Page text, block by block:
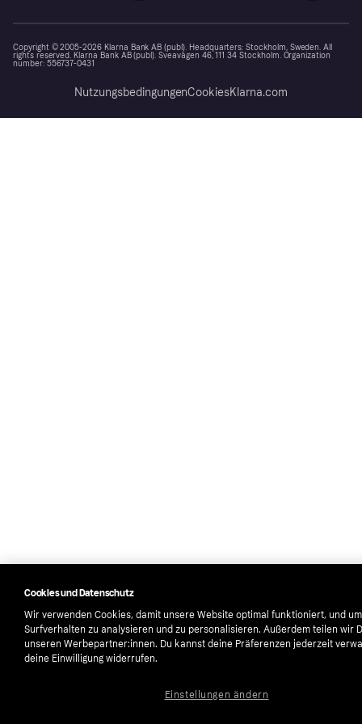
Copyright © 2005-2026 Klarna Bank AB (publ). Headquarters: Stockholm, Sweden. All
rights reserved. Klarna Bank AB (publ). Sveavägen 46, 111 34 Stockholm. Organization
number: 556737-0431
NutzungsbedingungenCookiesKlarna.com
Cookies und Datenschutz
Wir verwenden Cookies, damit unsere Website optimal funktioniert, und
Surfverhalten zu analysieren und zu personalisieren. Außerdem teilen wir
unseren Werbepartner:innen. Du kannst deine Präferenzen jederzeit
deine Einwilligung widerrufen.
Einstellungen ändern